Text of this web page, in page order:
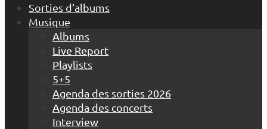
Sorties d’albums
Musique
Albums
Live Report
Playlists
5+5
Agenda des sorties 2026
Agenda des concerts
Interview